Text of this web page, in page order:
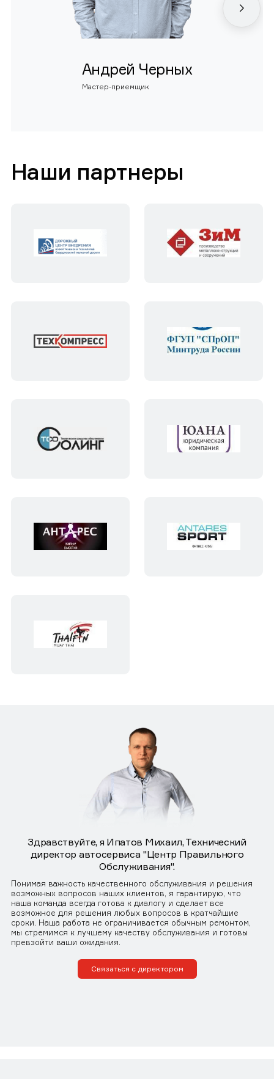
Андрей Черных
Мастер-приемщик
Наши партнеры
Здравствуйте, я Ипатов Михаил, Технический
директор автосервиса "Центр Правильного
Обслуживания".
Понимая важность качественного обслуживания и решения
возможных вопросов наших клиентов, я гарантирую, что
наша команда всегда готова к диалогу и сделает все
возможное для решения любых вопросов в кратчайшие
сроки. Наша работа не ограничивается обычным ремонтом,
мы стремимся к лучшему качеству обслуживания и готовы
превзойти ваши ожидания.
Связаться с директором